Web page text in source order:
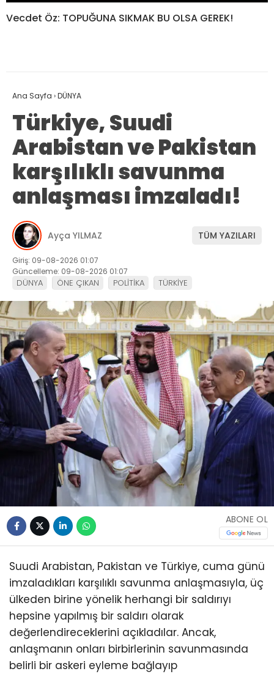
Vecdet Öz: TOPUĞUNA SIKMAK BU OLSA GEREK!
Ana Sayfa ›DÜNYA
Türkiye, Suudi
Arabistan ve Pakistan
karşılıklı savunma
anlaşması imzaladı!
Ayça YILMAZ TÜM YAZILARI
Giriş: 09-08-2026 01:07
Güncelleme: 09-08-2026 01:07
DÜNYA ÖNE ÇIKAN POLİTİKA TÜRKİYE
ABONE OL
Suudi Arabistan, Pakistan ve Türkiye, cuma günü
imzaladıkları karşılıklı savunma anlaşmasıyla, üç
ülkeden birine yönelik herhangi bir saldırıyı
hepsine yapılmış bir saldırı olarak
değerlendireceklerini açıkladılar. Ancak,
anlaşmanın onları birbirlerinin savunmasında
belirli bir askeri eyleme bağlayıp